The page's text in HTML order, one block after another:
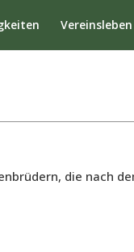
Vereinsleben
die nach